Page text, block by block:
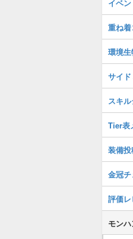
イベ
重ね
環境
サイ
スキ
Tier表
装備
金冠
評価
モン